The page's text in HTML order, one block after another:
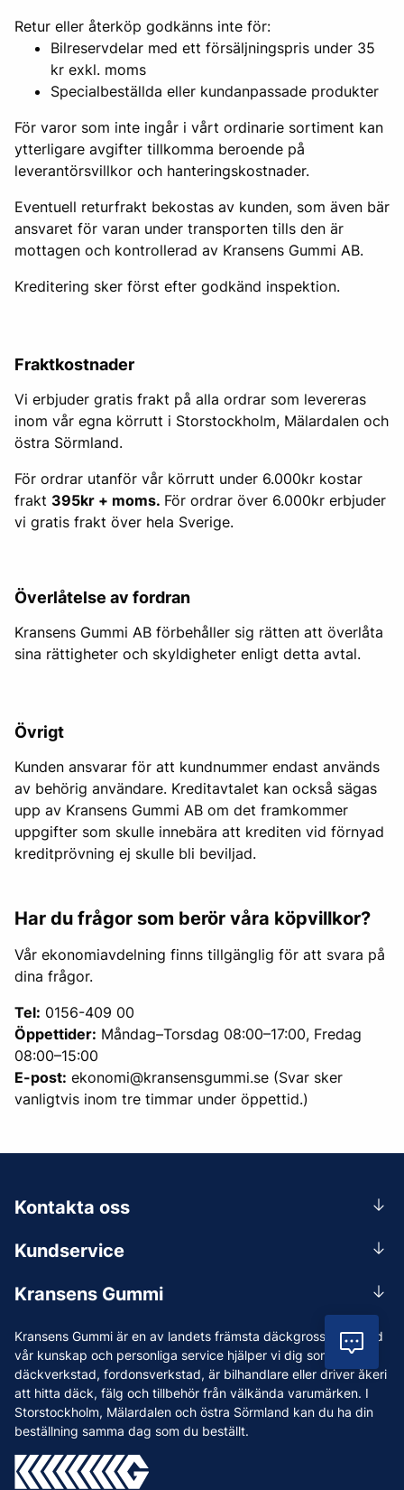
Vill
Retur eller återköp godkänns inte för:
Bilreservdelar med ett försäljningspris under 35
kr exkl. moms
Specialbeställda eller kundanpassade produkter
För varor som inte ingår i vårt ordinarie sortiment kan
ytterligare avgifter tillkomma beroende på
leverantörsvillkor och hanteringskostnader.
Eventuell returfrakt bekostas av kunden, som även bär
ansvaret för varan under transporten tills den är
mottagen och kontrollerad av Kransens Gummi AB.
Kreditering sker först efter godkänd inspektion.
Fraktkostnader
Vi erbjuder gratis frakt på alla ordrar som levereras
inom vår egna körrutt i Storstockholm, Mälardalen och
östra Sörmland.
För ordrar utanför vår körrutt under 6.000kr kostar
frakt 395kr + moms. För ordrar över 6.000kr erbjuder
vi gratis frakt över hela Sverige.
Överlåtelse av fordran
Kransens Gummi AB förbehåller sig rätten att överlåta
sina rättigheter och skyldigheter enligt detta avtal.
Övrigt
Kunden ansvarar för att kundnummer endast används
av behörig användare. Kreditavtalet kan också sägas
upp av Kransens Gummi AB om det framkommer
uppgifter som skulle innebära att krediten vid förnyad
kreditprövning ej skulle bli beviljad.
Har du frågor som berör våra köpvillkor?
Vår ekonomiavdelning finns tillgänglig för att svara på
dina frågor.
Tel: 0156-409 00
Öppettider: Måndag–Torsdag 08:00–17:00, Fredag
08:00–15:00
E-post: ekonomi@kransensgummi.se (Svar sker
vanligtvis inom tre timmar under öppettid.)
Kransens Gummi är en av landets främsta däckgrossister. Med
vår kunskap och personliga service hjälper vi dig som har
däckverkstad, fordonsverkstad, är bilhandlare eller driver åkeri
att hitta däck, fälg och tillbehör från välkända varumärken. I
Storstockholm, Mälardalen och östra Sörmland kan du ha din
beställning samma dag som du beställt.
Kundservice
Leverans
Reklamation & återköp
Betalning & faktura
Köpvillkor
Vanliga frågor och svar
Kransens Gummi
Vi som jobbar på Kransens Gummi
Jobba hos oss
Nyheter
Tips & Råd
Varumärken
Kontakta oss
0156-409 00
Mån-Tors 07.30-16:30, Fre 07.30-15.00.
Lunchstängt 12:00-12:30